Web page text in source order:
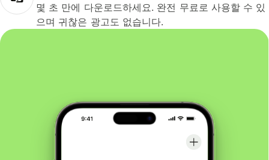
몇 초 만에 다운로드하세요. 완전 무료로 사용할 수 있
으며 귀찮은 광고도 없습니다.